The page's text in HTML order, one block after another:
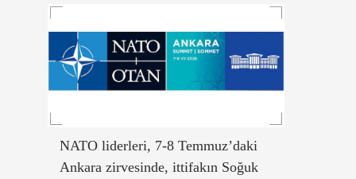
NATO liderleri, 7-8 Temmuz’daki
Ankara zirvesinde, ittifakın Soğuk